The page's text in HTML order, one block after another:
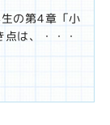
の第4章「小
は、・・・